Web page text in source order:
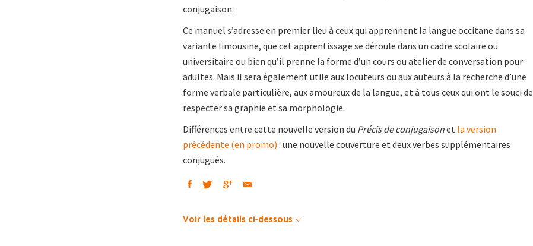
conjugaison.
Ce manuel s’adresse en premier lieu à ceux qui apprennent la langue occitane dans sa
variante limousine, que cet apprentissage se déroule dans un cadre scolaire ou
universitaire ou bien qu’il prenne la forme d’un cours ou atelier de conversation pour
adultes. Mais il sera également utile aux locuteurs ou aux auteurs à la recherche d’une
forme verbale particulière, aux amoureux de la langue, et à tous ceux qui ont le souci de
respecter sa graphie et sa morphologie.
Différences entre cette nouvelle version du Précis de conjugaisonet la version
précédente (en promo) : une nouvelle couverture et deux verbes supplémentaires
conjugués.
Voir les détails ci-dessous